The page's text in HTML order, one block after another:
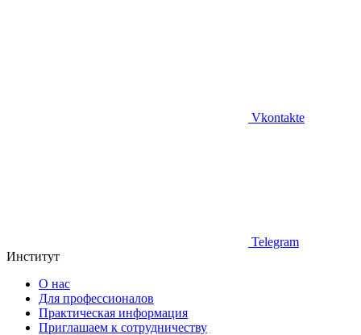
Vkontakte
Telegram
Институт
О нас
Для профессионалов
Практическая информация
Приглашаем к сотрудничеству